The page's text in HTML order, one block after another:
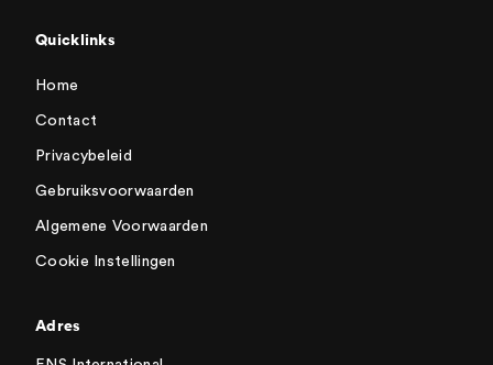
Quicklinks
Home
Contact
Privacybeleid
Gebruiksvoorwaarden
Algemene Voorwaarden
Cookie Instellingen
Adres